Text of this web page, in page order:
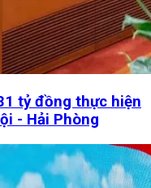
tỷ đồng thực hiện
- Hải Phòng